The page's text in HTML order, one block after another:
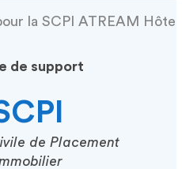
la SCPI ATREAM
de support
de Placement